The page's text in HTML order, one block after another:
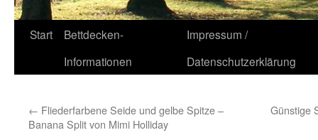
Zum
Start
Bettdecken-
Informationen
Impressum /
Datenschutzerklärung
← Fliederfarbene Seide und gelbe Spitze –
Banana Split von Mimi Holliday
Günstige